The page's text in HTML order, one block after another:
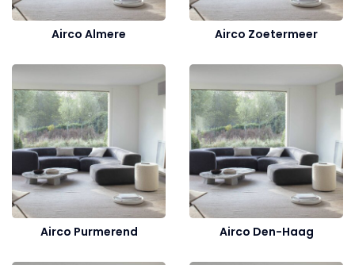
Airco Almere Airco Zoetermeer
Airco Purmerend Airco Den-Haag